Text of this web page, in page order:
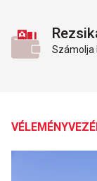
Számolja